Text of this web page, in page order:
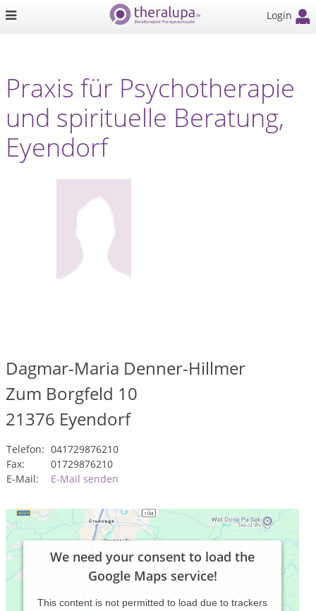
Login
Praxis für Psychotherapie
und spirituelle Beratung,
Eyendorf
Dagmar-Maria Denner-Hillmer
Zum Borgfeld 10
21376 Eyendorf
Telefon: 041729876210
Fax:
01729876210
E-Mail:
E-Mail senden
We need your consent to load the
Google Maps service!
This content is not permitted to load due to trackers